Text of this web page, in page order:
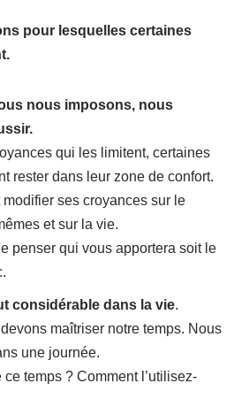
pour lesquelles certaines
nous imposons, nous
qui les limitent, certaines
rester dans leur zone de confort.
modifier ses croyances sur le
et sur la vie.
penser qui vous apportera soit le
considérable dans la vie.
maîtriser notre temps. Nous
une journée.
temps ? Comment l’utilisez-